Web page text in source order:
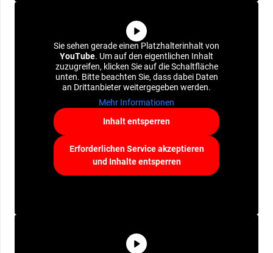
Sie sehen gerade einen Platzhalterinhalt von
YouTube. Um auf den eigentlichen Inhalt
zuzugreifen, klicken Sie auf die Schaltfläche
unten. Bitte beachten Sie, dass dabei Daten
an Drittanbieter weitergegeben werden.
Mehr Informationen
Inhalt entsperren
Erforderlichen Service akzeptieren
und Inhalte entsperren